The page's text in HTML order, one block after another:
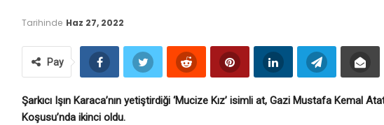
Tarihinde Haz 27, 2022
Pay
Şarkıcı Işın Karaca’nın yetiştirdiği ‘Mucize Kız’ isimli at, Gazi Mustafa Kemal
Koşusu’nda ikinci oldu.